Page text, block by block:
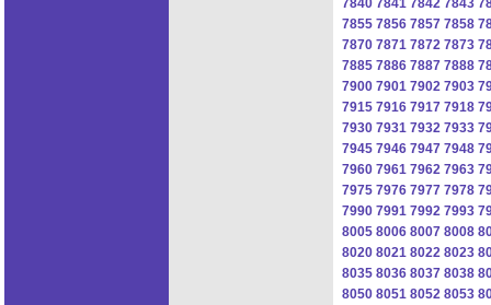
7855 7856 7857 7858
7870 7871 7872 7873
7885 7886 7887 7888
7900 7901 7902 7903
7915 7916 7917 7918
7930 7931 7932 7933
7945 7946 7947 7948
7960 7961 7962 7963
7975 7976 7977 7978
7990 7991 7992 7993
8005 8006 8007 8008
8020 8021 8022 8023
8035 8036 8037 8038
8050 8051 8052 8053